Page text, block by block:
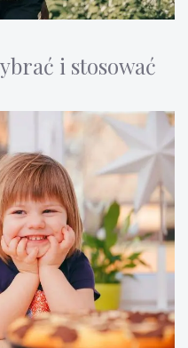
i stosować